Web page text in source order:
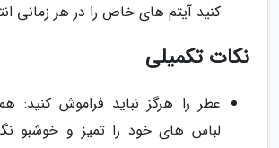
کنید آیتم های خاص را در هر زمانی
نکات تکمیلی
عطر را هرگز نباید فراموش کنید:
لباس های خود را تمیز و خوشبو